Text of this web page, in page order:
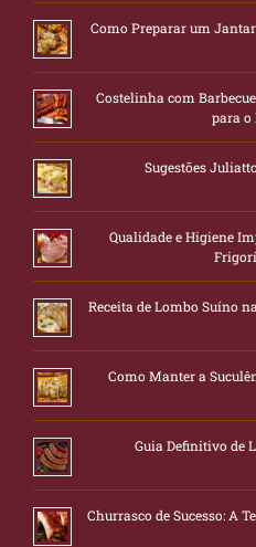
Como Preparar um
Costelinha com
para o
Sugestões
Qualidade e Higiene
Receita de Lombo Suíno
Como Manter a
Guia Definitivo de
Churrasco de Sucesso: A